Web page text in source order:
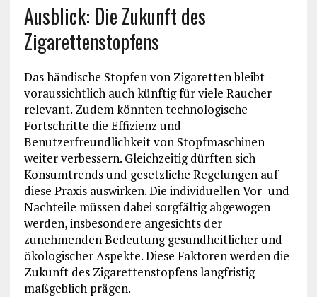
Ausblick: Die Zukunft des
Zigarettenstopfens
Das händische Stopfen von Zigaretten bleibt
voraussichtlich auch künftig für viele Raucher
relevant. Zudem könnten technologische
Fortschritte die Effizienz und
Benutzerfreundlichkeit von Stopfmaschinen
weiter verbessern. Gleichzeitig dürften sich
Konsumtrends und gesetzliche Regelungen auf
diese Praxis auswirken. Die individuellen Vor- und
Nachteile müssen dabei sorgfältig abgewogen
werden, insbesondere angesichts der
zunehmenden Bedeutung gesundheitlicher und
ökologischer Aspekte. Diese Faktoren werden die
Zukunft des Zigarettenstopfens langfristig
maßgeblich prägen.